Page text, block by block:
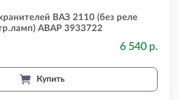
ВАЗ 2110 (без реле
АВАР 3933722
6 540 р.
Купить